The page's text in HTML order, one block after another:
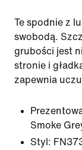
Te spodnie z
swobodą.
grubości jest
stronie i
zapewnia
Smoke
Styl: